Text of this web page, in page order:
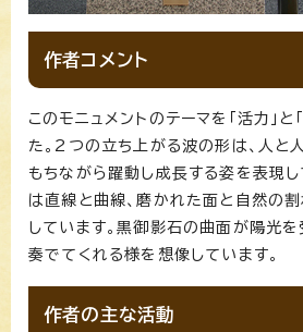
作者コメント
このモニュメントのテーマを「活力」と
た。2つの立ち上がる波の形は、人と
もちながら躍動し成長する姿を表現し
は直線と曲線、磨かれた面と自然の
しています。黒御影石の曲面が陽光
奏でてくれる様を想像しています。
作者の主な活動